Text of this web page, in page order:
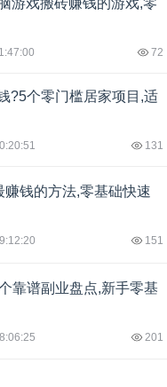
72
?5个零门槛居家项目,适
131
钱的方法,零基础快速
151
靠谱副业盘点,新手零基
201